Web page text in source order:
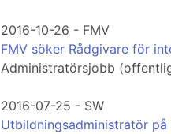
2016-10-26 - FMV
FMV söker Rådgivare för
Administratörsjobb
2016-07-25 - SW
Utbildningsadministratör